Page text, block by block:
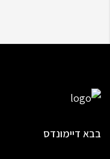
בבא דיימונדס